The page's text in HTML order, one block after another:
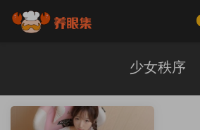
少女秩序